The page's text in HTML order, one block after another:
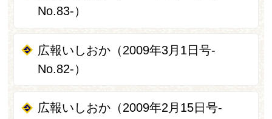
No.83-）
広報いしおか（2009年3月1日号-
No.82-）
広報いしおか（2009年2月15日号-